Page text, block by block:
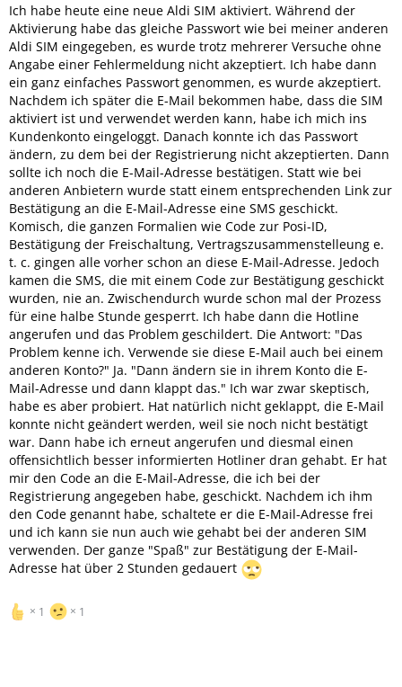
Ich habe heute eine neue Aldi SIM aktiviert. Während der
Aktivierung habe das gleiche Passwort wie bei meiner anderen
Aldi SIM eingegeben, es wurde trotz mehrerer Versuche ohne
Angabe einer Fehlermeldung nicht akzeptiert. Ich habe dann
ein ganz einfaches Passwort genommen, es wurde akzeptiert.
Nachdem ich später die E-Mail bekommen habe, dass die SIM
aktiviert ist und verwendet werden kann, habe ich mich ins
Kundenkonto eingeloggt. Danach konnte ich das Passwort
ändern, zu dem bei der Registrierung nicht akzeptierten. Dann
sollte ich noch die E-Mail-Adresse bestätigen. Statt wie bei
anderen Anbietern wurde statt einem entsprechenden Link zur
Bestätigung an die E-Mail-Adresse eine SMS geschickt.
Komisch, die ganzen Formalien wie Code zur Posi-ID,
Bestätigung der Freischaltung, Vertragszusammenstelleung e.
t. c. gingen alle vorher schon an diese E-Mail-Adresse. Jedoch
kamen die SMS, die mit einem Code zur Bestätigung geschickt
wurden, nie an. Zwischendurch wurde schon mal der Prozess
für eine halbe Stunde gesperrt. Ich habe dann die Hotline
angerufen und das Problem geschildert. Die Antwort: "Das
Problem kenne ich. Verwende sie diese E-Mail auch bei einem
anderen Konto?" Ja. "Dann ändern sie in ihrem Konto die E-
Mail-Adresse und dann klappt das." Ich war zwar skeptisch,
habe es aber probiert. Hat natürlich nicht geklappt, die E-Mail
konnte nicht geändert werden, weil sie noch nicht bestätigt
war. Dann habe ich erneut angerufen und diesmal einen
offensichtlich besser informierten Hotliner dran gehabt. Er hat
mir den Code an die E-Mail-Adresse, die ich bei der
Registrierung angegeben habe, geschickt. Nachdem ich ihm
den Code genannt habe, schaltete er die E-Mail-Adresse frei
und ich kann sie nun auch wie gehabt bei der anderen SIM
verwenden. Der ganze "Spaß" zur Bestätigung der E-Mail-
Adresse hat über 2 Stunden gedauert
1 1